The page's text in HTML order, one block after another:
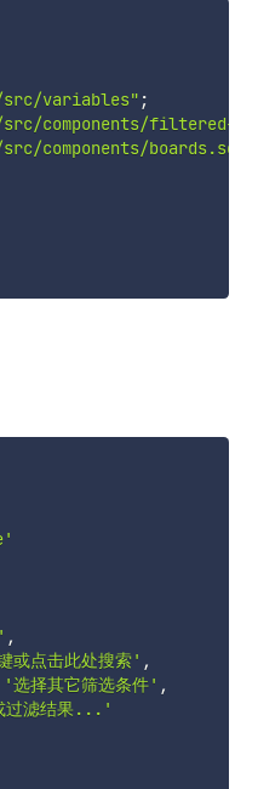
variables" ;
components/filtered-
components/
,
或点击此处搜索' ,
'选择其它筛选条件' ,
过滤结果...'